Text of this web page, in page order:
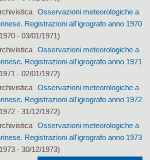
Osservazioni meteorologiche a
Registrazioni all'igrografo anno 1970
- 03/01/1971)
Osservazioni meteorologiche a
Registrazioni all'igrografo anno 1971
- 02/01/1972)
Osservazioni meteorologiche a
Registrazioni all'igrografo anno 1972
- 31/12/1972)
Osservazioni meteorologiche a
Registrazioni all'igrografo anno 1973
- 30/12/1973)